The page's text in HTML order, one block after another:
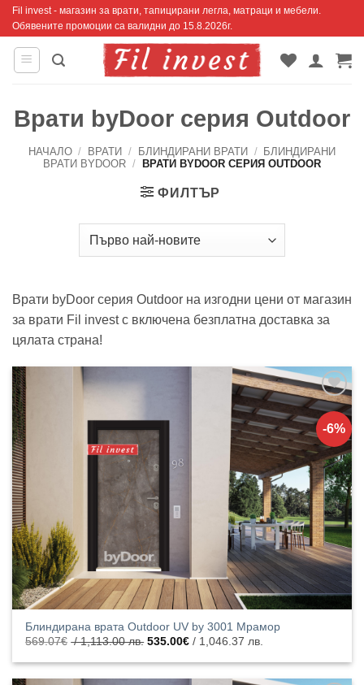
Skip
content
Fil invest - магазин за врати, тапицирани легла, матраци и мебели.
Обявените промоции са валидни до 15.8.2026г.
Врати byDoor серия Outdoor
НАЧАЛО / ВРАТИ / БЛИНДИРАНИ ВРАТИ /
БЛИНДИРАНИ
ВРАТИ BYDOOR / ВРАТИ BYDOOR СЕРИЯ OUTDOOR
ФИЛТЪР
Врати byDoor серия Outdoor на изгодни цени от магазин
за врати Fil invest с включена безплатна доставка за
цялата страна!
-6%
Добавяне
към
списъка с
харесани
продукти
Блиндирана врата Outdoor UV by 3001 Мрамор
569.07€ / 1,113.00 лв. Original
was:
535.00€ / 1,046.37 лв.
е: